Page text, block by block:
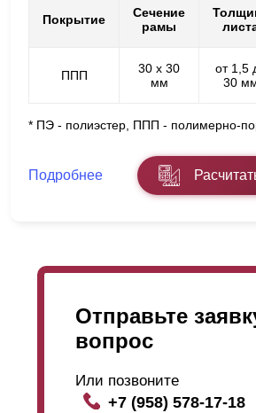
Покрытие
Сечение
рамы
ППП
30 х 30
мм
от 1,5
30
* ПЭ - полиэстер, ППП - полимерно-
Подробнее
Отправьте
вопрос
Или позвоните
+7 (958) 578-17-18